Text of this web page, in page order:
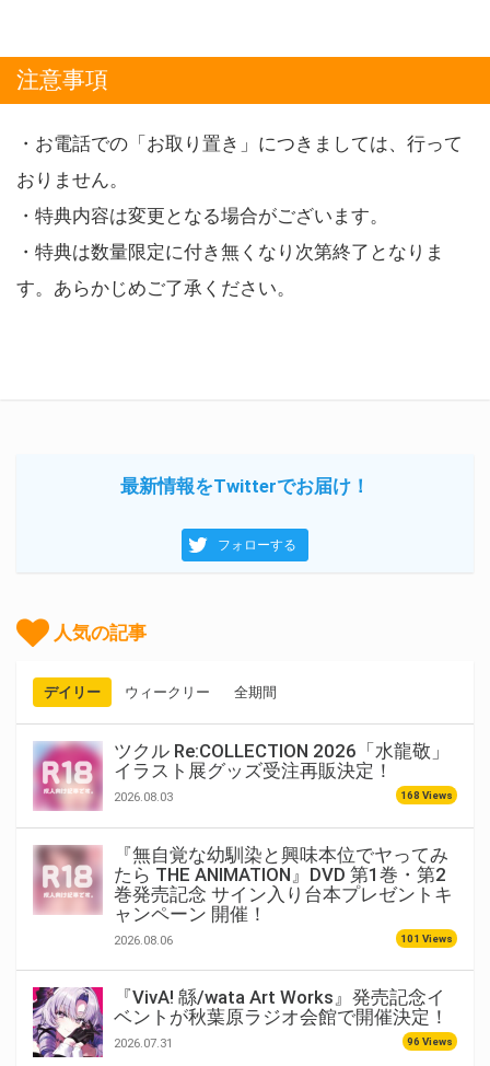
注意事項
・お電話での「お取り置き」につきましては、行って
おりません。
・特典内容は変更となる場合がございます。
・特典は数量限定に付き無くなり次第終了となりま
す。あらかじめご了承ください。
最新情報をTwitterでお届け！
フォローする
人気の記事
デイリー ウィークリー 全期間
ツクル Re:COLLECTION 2026「水龍敬」
イラスト展グッズ受注再販決定！
2026.08.03 168 Views
『無自覚な幼馴染と興味本位でヤってみ
たら THE ANIMATION』DVD 第1巻・第2
巻発売記念 サイン入り台本プレゼントキ
ャンペーン 開催！
2026.08.06 101 Views
『VivA! 緜/wata Art Works』発売記念イ
ベントが秋葉原ラジオ会館で開催決定！
2026.07.31 96 Views